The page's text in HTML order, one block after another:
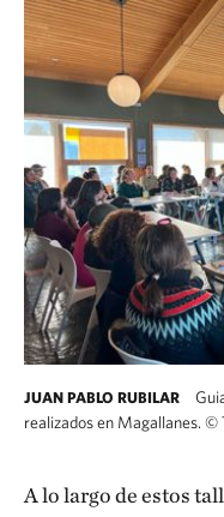
JUAN PABLO RUBILAR
realizados en Magallanes. ©
A lo largo de estos